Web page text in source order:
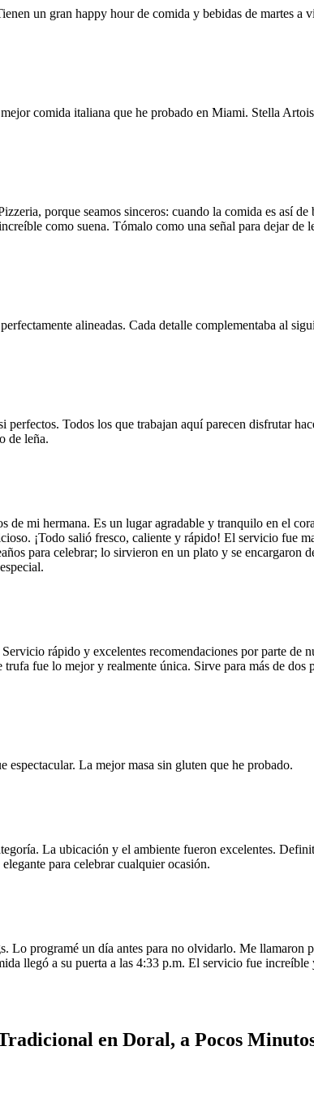
un gran happy hour de comida y bebidas de martes a
comida italiana que he probado en Miami. Stella
porque seamos sinceros: cuando la comida es así
como suena. Tómalo como una señal para dejar
alineadas. Cada detalle complementaba al
perfectos. Todos los que trabajan aquí parecen disfrutar
de leña.
de mi hermana. Es un lugar agradable y tranquilo en el
¡Todo salió fresco, caliente y rápido! El servicio fue
para celebrar; lo sirvieron en un plato y se encargaron
rápido y excelentes recomendaciones por parte de
fue lo mejor y realmente única. Sirve para más de dos
La mejor masa sin gluten que he probado.
La ubicación y el ambiente fueron excelentes.
para celebrar cualquier ocasión.
programé un día antes para no olvidarlo. Me llamaron
llegó a su puerta a las 4:33 p.m. El servicio fue
en Doral, a Pocos